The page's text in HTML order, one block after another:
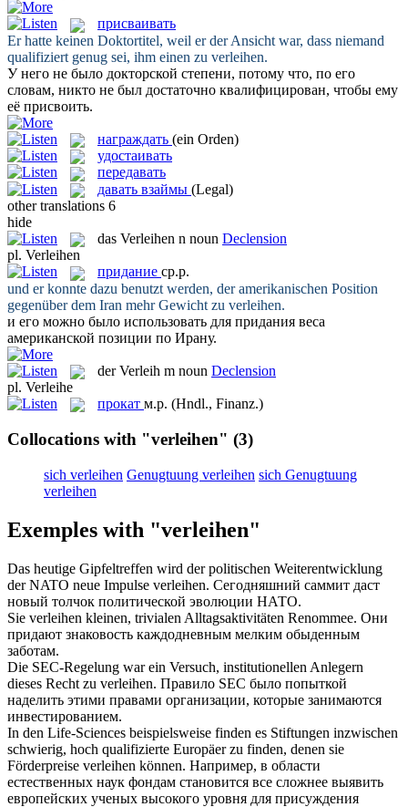
присваивать
Er hatte keinen Doktortitel, weil er der Ansicht war, dass niemand
qualifiziert genug sei, ihm einen zu verleihen.
У него не было докторской степени, потому что, по его
словам, никто не был достаточно квалифицирован, чтобы ему
её присвоить.
награждать (ein Orden)
удостаивать
передавать
давать взаймы (Legal)
other translations 6
hide
das Verleihen n noun Declension
pl. Verleihen
придание ср.р.
und er konnte dazu benutzt werden, der amerikanischen Position
gegenüber dem Iran mehr Gewicht zu verleihen.
и его можно было использовать для придания веса
американской позиции по Ирану.
derVerleih m noun Declension
pl. Verleihe
прокат м.р. (Hndl., Finanz.)
Collocations with "verleihen" (3)
sich verleihen Genugtuung verleihen sich Genugtuung
verleihen
Exemples with "verleihen"
Das heutige Gipfeltreffen wird der politischen Weiterentwicklung
der NATO neue Impulse verleihen. Сегодняшний саммит даст
новый толчок политической эволюции НАТО.
Sie verleihen kleinen, trivialen Alltagsaktivitäten Renommee. Они
придают знаковость каждодневным мелким обыденным
заботам.
Die SEC-Regelung war ein Versuch, institutionellen Anlegern
dieses Recht zu verleihen. Правило SEC было попыткой
наделить этими правами организации, которые занимаются
инвестированием.
In den Life-Sciences beispielsweise finden es Stiftungen inzwischen
schwierig, hoch qualifizierte Europäer zu finden, denen sie
Förderpreise verleihen können. Например, в области
естественных наук фондам становится все сложнее выявить
европейских ученых высокого уровня для присуждения